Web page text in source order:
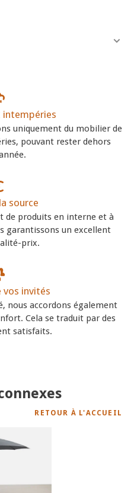
intempéries
uniquement du mobilier de
pouvant rester dehors
source
de produits en interne et à
garantissons un excellent
prix.
vos invités
nous accordons également
Cela se traduit par des
satisfaits.
RETOUR À L'ACCUEIL